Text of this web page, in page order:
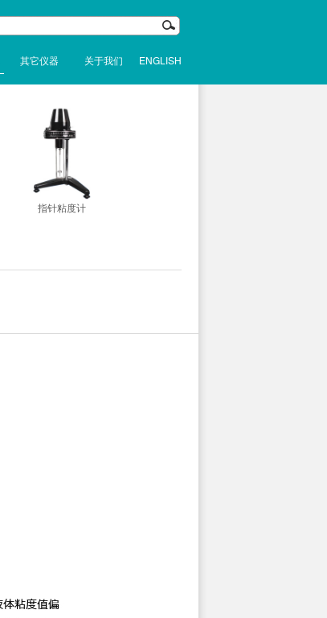
其它仪器 关于我们 ENGLISH
指针粘度计